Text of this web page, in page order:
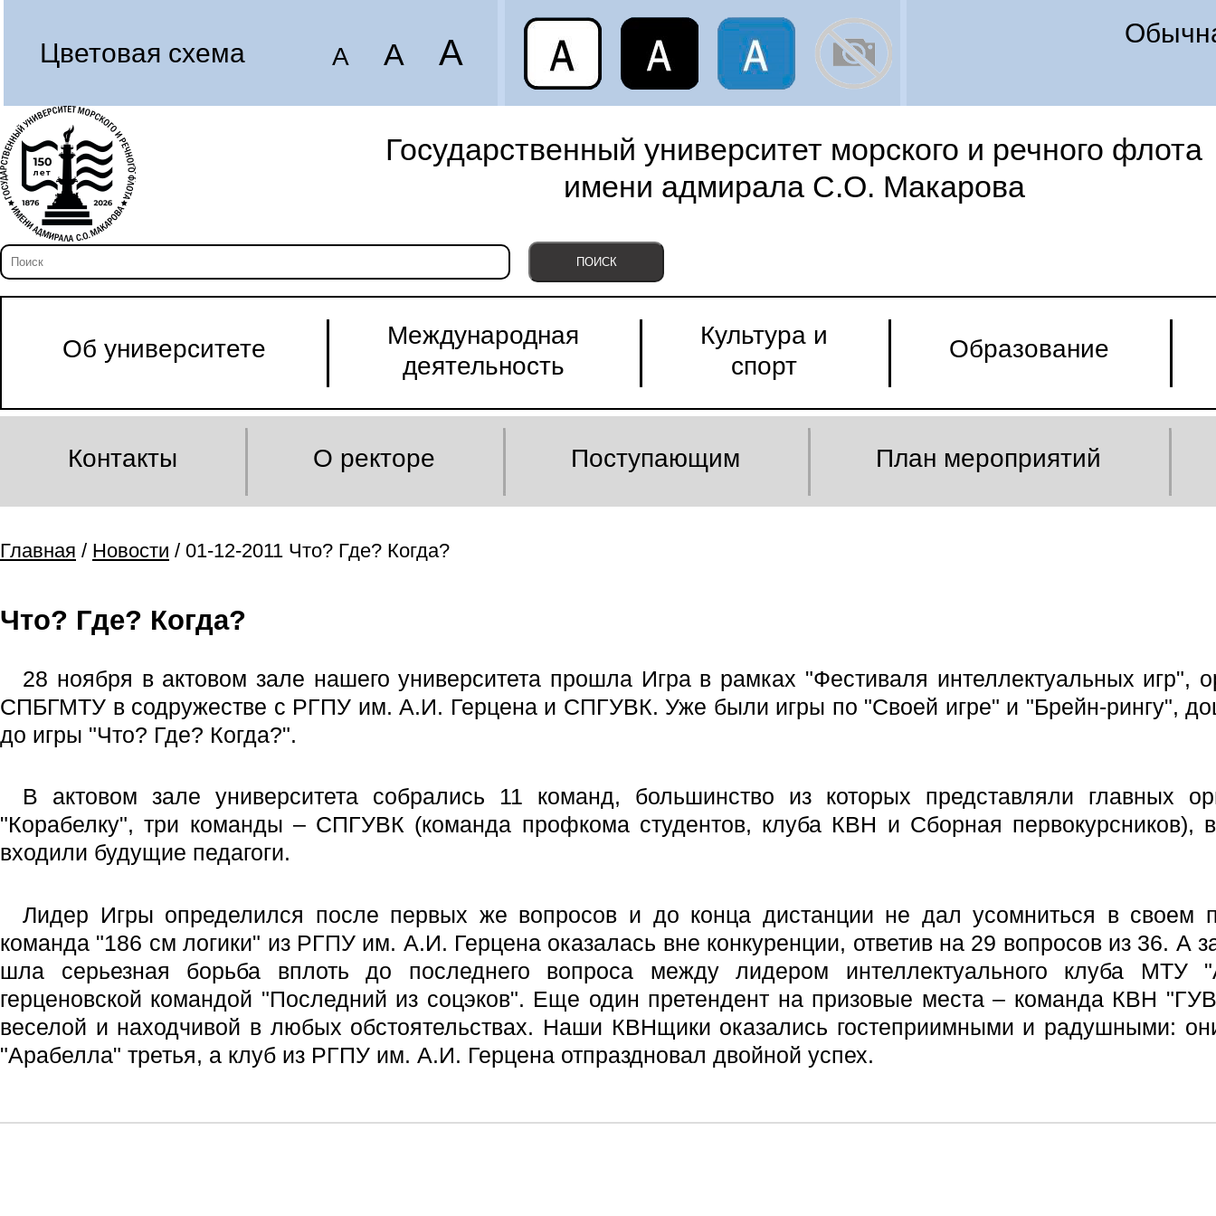
Цветовая схема A A A
Государственный университет морского и речного флота
имени адмирала С.О. Макарова
Об университете
Международная
деятельность
Культура и
спорт
Образование
Контакты О ректоре Поступающим План мероприятий
Главная / Новости / 01-12-2011 Что? Где? Когда?
Что? Где? Когда?
28 ноября в актовом зале нашего университета прошла Игра в рамках "Фестиваля интеллектуальных игр",
СПБГМТУ в содружестве с РГПУ им. А.И. Герцена и СПГУВК. Уже были игры по "Своей игре" и "Брейн-рингу",
до игры "Что? Где? Когда?".
В актовом зале университета собрались 11 команд, большинство из которых представляли главных
"Корабелку", три команды – СПГУВК (команда профкома студентов, клуба КВН и Сборная первокурсников),
входили будущие педагоги.
Лидер Игры определился после первых же вопросов и до конца дистанции не дал усомниться в своем
команда "186 см логики" из РГПУ им. А.И. Герцена оказалась вне конкуренции, ответив на 29 вопросов из 36. А
шла серьезная борьба вплоть до последнего вопроса между лидером интеллектуального клуба МТУ
герценовской командой "Последний из соцэков". Еще один претендент на призовые места – команда КВН
веселой и находчивой в любых обстоятельствах. Наши КВНщики оказались гостеприимными и радушными:
"Арабелла" третья, а клуб из РГПУ им. А.И. Герцена отпраздновал двойной успех.